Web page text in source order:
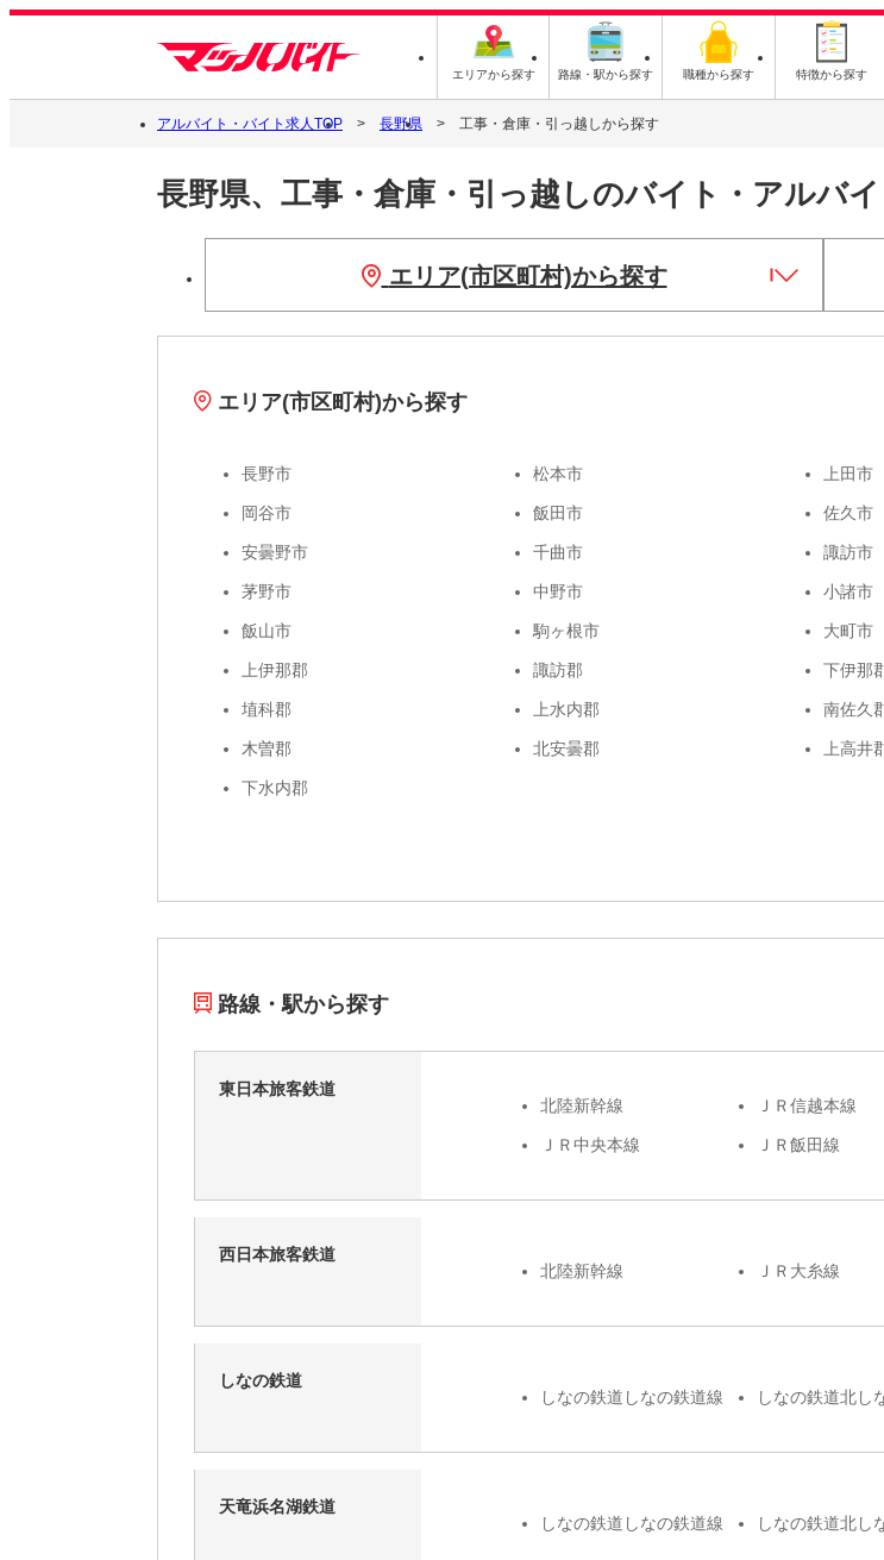
エリアから探す 路線・駅から探す 職種から探す 特徴から探す
アルバイト・バイト求人TOP 長野県 工事・倉庫・引っ越しから探す
長野県、工事・倉庫・引っ越しのバイト・アルバ
エリア(市区町村)から探す
エリア(市区町村)から探す
長野市 松本市 上田市
岡谷市 飯田市 佐久市
安曇野市 千曲市 諏訪市
茅野市 中野市 小諸市
飯山市 駒ヶ根市 大町市
上伊那郡 諏訪郡 下伊那
埴科郡 上水内郡 南佐久
木曽郡 北安曇郡 上高井
下水内郡
路線・駅から探す
東日本旅客鉄道
北陸新幹線
ＪＲ信越本線
ＪＲ中央本線 ＪＲ飯田線
西日本旅客鉄道
北陸新幹線
ＪＲ大糸線
しなの鉄道
しなの鉄道しなの鉄道線
しなの鉄道北し
天竜浜名湖鉄道
しなの鉄道しなの鉄道線
しなの鉄道北し